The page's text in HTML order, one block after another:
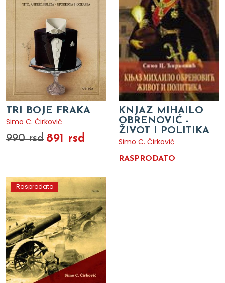
TRI BOJE FRAKA
Simo C. Ćirković
990 rsd 891 rsd
KNJAZ MIHAILO
OBRENOVIĆ -
ŽIVOT I POLITIKA
Simo C. Ćirković
RASPRODATO
Rasprodato